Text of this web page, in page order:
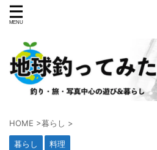
HOME >暮らし >
暮らし 料理